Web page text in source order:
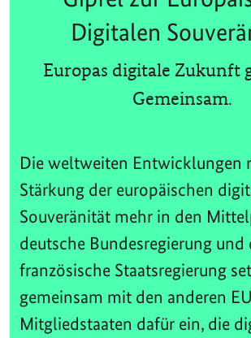
Digitalen
Europas digitale Zukunft
Gemeinsam.
Die weltweiten Entwicklungen
Stärkung der europäischen
Souveränität mehr in den
deutsche Bundesregierung und
französische Staatsregierung
gemeinsam mit den anderen
Mitgliedstaaten dafür ein, die